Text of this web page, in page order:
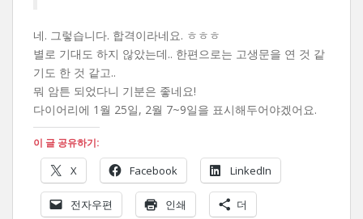
네. 그렇습니다. 합격이라네요. ㅎㅎㅎ
별로 기대도 하지 않았는데.. 한편으로는 고생문을 연 것 같
기도 한 것 같고..
뭐 암튼 되었다니 기분은 좋네요!
다이어리에 1월 25일, 2월 7~9일을 표시해두어야겠어요.
이 글 공유하기:
X Facebook LinkedIn
전자우편 인쇄 더